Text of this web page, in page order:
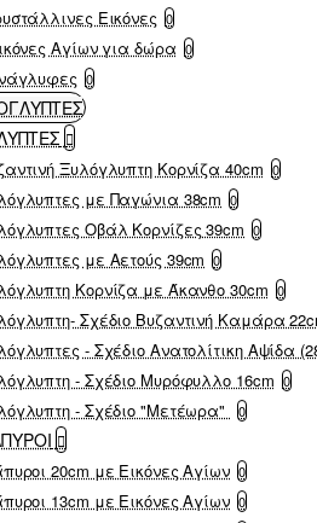
Εικόνες 0
Αγίων για δώρα 0
0
Ξυλόγλυπτη Κορνίζα 40cm 0
με Παγώνια 38cm 0
Οβάλ Κορνίζες 39cm 0
με Αετούς 39cm 0
Κορνίζα με Άκανθο 30cm 0
Σχέδιο Βυζαντινή Καμάρα
- Σχέδιο Ανατολίτικη Αψίδα
- Σχέδιο Μυρόφυλλο 16cm 0
- Σχέδιο "Μετέωρα" 0
20cm με Εικόνες Αγίων 0
13cm με Εικόνες Αγίων 0